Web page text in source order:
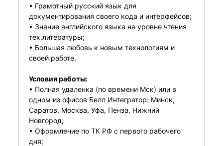
• Грамотный русский язык для
документирования своего кода и интерфейсов;
• Знание английского языка на уровне чтения
тех.литературы;
• Большая любовь к новым технологиям и
своей работе.
Условия работы:
• Полная удаленка (по времени Мск) или в
одном из офисов Белл Интегратор: Минск,
Саратов, Москва, Уфа, Пенза, Нижний
Новгород;
• Оформление по ТК РФ с первого рабочего
дня;